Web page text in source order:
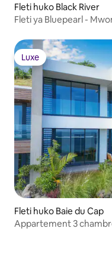
Fleti huko Black River
Fleti ya Bluepearl -
Luxe
Luxe
Fleti huko Baie du Cap
Appartement 3